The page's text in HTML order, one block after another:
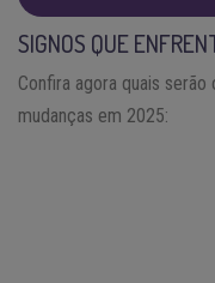
SIGNOS QUE
Confira agora quais
mudanças em 2025: